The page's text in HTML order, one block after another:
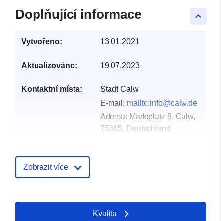
keyboard_arrow_up
Doplňující informace
Vytvořeno: 13.01.2021
Aktualizováno: 19.07.2023
Kontaktní místa:
Stadt Calw
E-mail: mailto:info@calw.de
Adresa: Marktplatz 9, Calw,
75365, Deutschland
Katalogový
25 July 2026
Zobrazit více
Kvalita